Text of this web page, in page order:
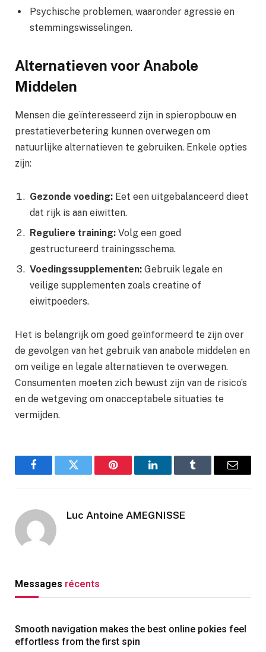
Psychische problemen, waaronder agressie en
stemmingswisselingen.
Alternatieven voor Anabole
Middelen
Mensen die geïnteresseerd zijn in spieropbouw en
prestatieverbetering kunnen overwegen om
natuurlijke alternatieven te gebruiken. Enkele opties
zijn:
Gezonde voeding: Eet een uitgebalanceerd dieet
dat rijk is aan eiwitten.
Reguliere training: Volg een goed
gestructureerd trainingsschema.
Voedingssupplementen: Gebruik legale en
veilige supplementen zoals creatine of
eiwitpoeders.
Het is belangrijk om goed geïnformeerd te zijn over
de gevolgen van het gebruik van anabole middelen en
om veilige en legale alternatieven te overwegen.
Consumenten moeten zich bewust zijn van de risico’s
en de wetgeving om onacceptabele situaties te
vermijden.
FacebookTwitter Pinterest LinkedInTumblr Email
Luc Antoine AMEGNISSE
Messages récents
Smooth navigation makes the best online pokies feel
effortless from the first spin